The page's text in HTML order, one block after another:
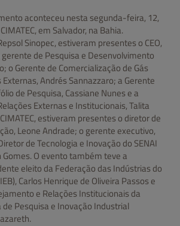
aconteceu nesta segunda-feira, 12,
em Salvador, na Bahia.
Sinopec, estiveram presentes o CEO,
de Pesquisa e Desenvolvimento
o Gerente de Comercialização de Gás
Andrés Sannazzaro; a Gerente
de Pesquisa, Cassiane Nunes e a
Externas e Institucionais, Talita
estiveram presentes o diretor de
Leone Andrade; o gerente executivo,
de Tecnologia e Inovação do SENAI
Gomes. O evento também teve a
eleito da Federação das Indústrias do
Carlos Henrique de Oliveira Passos e
e Relações Institucionais da
Pesquisa e Inovação Industrial